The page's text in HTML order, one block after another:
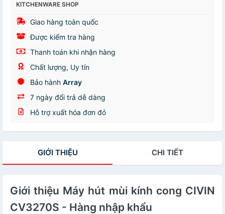
KITCHENWARE SHOP
Giao hàng toàn quốc
Được kiểm tra hàng
Thanh toán khi nhận hàng
Chất lượng, Uy tín
Bảo hành Array
7 ngày đổi trả dễ dàng
Hỗ trợ xuất hóa đơn đỏ
GIỚI THIỆU CHI TIẾT
Giới thiệu Máy hút mùi kính cong CIVIN
CV3270S - Hàng nhập khẩu